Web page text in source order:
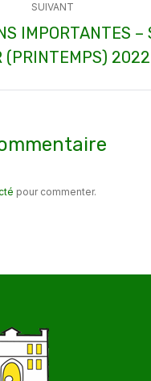
:
SUIVANT
Article
suivant
:
IMPORTANTES –
(PRINTEMPS) 2022
pour commenter.